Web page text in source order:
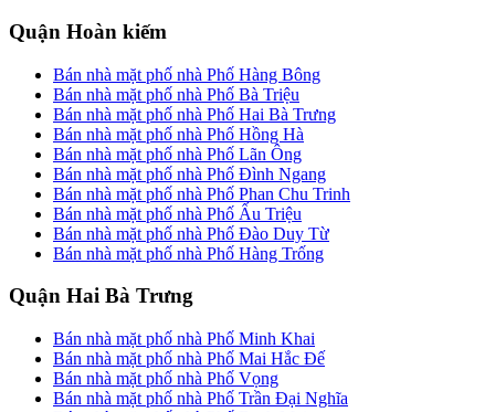
Quận Hoàn kiếm
Bán nhà mặt phố nhà Phố Hàng Bông
Bán nhà mặt phố nhà Phố Bà Triệu
Bán nhà mặt phố nhà Phố Hai Bà Trưng
Bán nhà mặt phố nhà Phố Hồng Hà
Bán nhà mặt phố nhà Phố Lãn Ông
Bán nhà mặt phố nhà Phố Đình Ngang
Bán nhà mặt phố nhà Phố Phan Chu Trinh
Bán nhà mặt phố nhà Phố Ấu Triệu
Bán nhà mặt phố nhà Phố Đào Duy Từ
Bán nhà mặt phố nhà Phố Hàng Trống
Quận Hai Bà Trưng
Bán nhà mặt phố nhà Phố Minh Khai
Bán nhà mặt phố nhà Phố Mai Hắc Đế
Bán nhà mặt phố nhà Phố Vọng
Bán nhà mặt phố nhà Phố Trần Đại Nghĩa